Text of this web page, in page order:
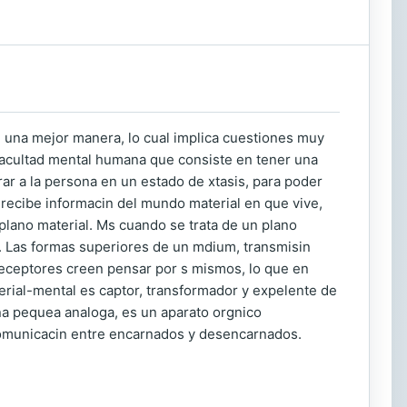
mejor manera, lo cual implica cuestiones muy
mental humana que consiste en tener una
a la persona en un estado de xtasis, para poder
informacin del mundo material en que vive,
material. Ms cuando se trata de un plano
formas superiores de un mdium, transmisin
creen pensar por s mismos, lo que en
mental es captor, transformador y expelente de
pequea analoga, es un aparato orgnico
entre encarnados y desencarnados.